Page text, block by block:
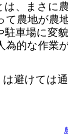
、まさに
て農地が農
駐車場に変
為的な作業
は避けては